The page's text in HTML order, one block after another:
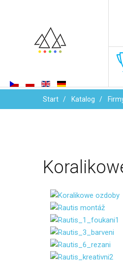
Start Katalog